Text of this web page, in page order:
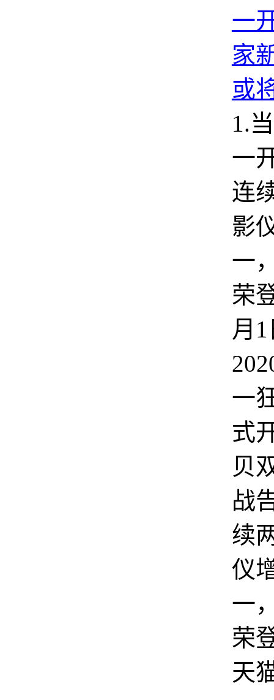
一
家
或
1.
一
连
影
一
荣
月
一
式
贝
战
续
仪
一
荣
天